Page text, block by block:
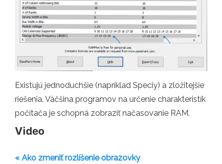
Existujú jednoduchšie (napríklad Speciy) a zložitejšie
riešenia. Väčšina programov na určenie charakteristík
počítača je schopná zobraziť načasovanie RAM.
Video
« Ako zmeniť rozlíšenie obrazovky